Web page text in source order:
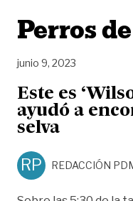
Perros
junio 9, 2023
Este es
ayudó a
selva
RP REDACCIÓN